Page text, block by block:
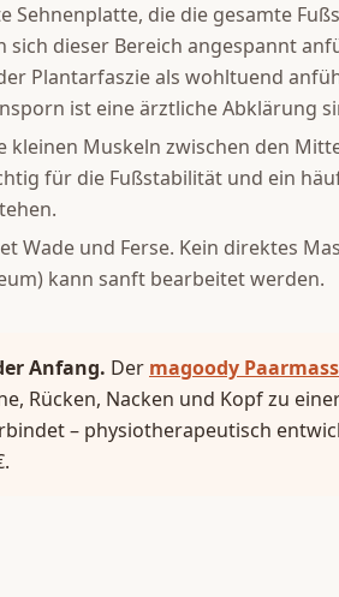
Sehnenplatte, die die gesamte
sich dieser Bereich angespannt
Plantarfaszie als wohltuend
ist eine ärztliche Abklärung
kleinen Muskeln zwischen den
für die Fußstabilität und ein
Wade und Ferse. Kein direktes
kann sanft bearbeitet werden.
Anfang. Der magoody
Rücken, Nacken und Kopf zu
– physiotherapeutisch